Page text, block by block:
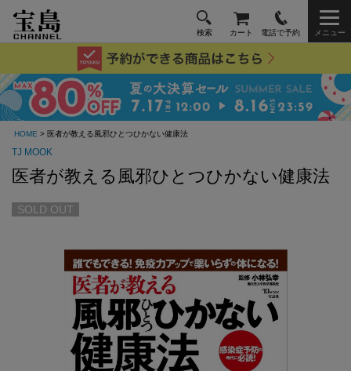
検索 カート 電話で予約 メニュー
HOME > 医者が教える風邪ひとつひかない健康法
TJ MOOK
医者が教える風邪ひとつひかない健康法
SOLD OUT